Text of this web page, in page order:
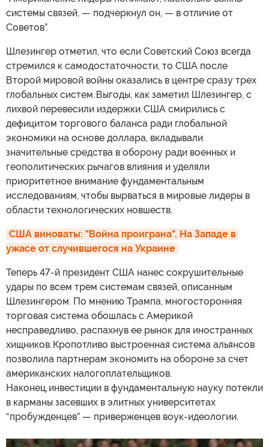
системы связей, — подчеркнул он, — в отличие от
Советов”.
Шлезингер отметил, что если Советский Союз всегда
стремился к самодостаточности, то США после
Второй мировой войны оказались в центре сразу трех
глобальных систем. Выгоды, как заметил Шлезингер, с
лихвой перевесили издержки. США смирились с
дефицитом торгового баланса ради глобальной
экономики на основе доллара, вкладывали
значительные средства в оборону ради военных и
геополитических рычагов влияния и уделяли
приоритетное внимание фундаментальным
исследованиям, чтобы вырваться в мировые лидеры в
области технологических новшеств.
США виноваты: "Война проиграна". На Западе в
ужасе от случившегося на Украине
Теперь 47-й президент США нанес сокрушительные
удары по всем трем системам связей, описанным
Шлезингером. По мнению Трампа, многосторонняя
торговая система обошлась с Америкой
несправедливо, распахнув ее рынок для иностранных
хищников. Кропотливо выстроенная система альянсов
позволила партнерам экономить на обороне за счет
американских налогоплательщиков.
Наконец, инвестиции в фундаментальную науку потекли
в карманы засевших в элитных университетах
“пробужденцев” — приверженцев воук-идеологии.